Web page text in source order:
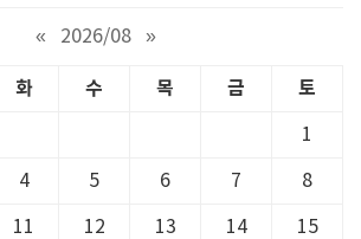
« 2026/08 »
화 수 목 금 토
1
4 5 6 7 8
11 12 13 14 15